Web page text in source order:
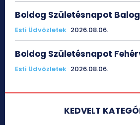
Boldog Születésnapot
Esti Üdvözletek 2026.08.06.
Boldog Születésnapot
Esti Üdvözletek 2026.08.06.
KEDVELT